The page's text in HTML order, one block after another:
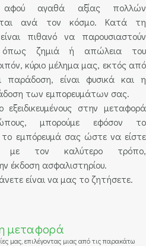
αγαθά αξίας πολλών
ανά τον κόσμο. Κατά τη
πιθανό να παρουσιαστούν
όπως ζημιά ή απώλεια του
κύριο μέλημα μας, εκτός από
παράδοση, είναι φυσικά και η
των εμπορευμάτων σας.
εξειδικευμένους στην μεταφορά
μπορούμε εφόσον το
το εμπόρευμά σας ώστε να είστε
με τον καλύτερο τρόπο,
έκδοση ασφαλιστηρίου.
είναι να μας το ζητήσετε.
μεταφορά
μας, επιλέγοντας μιας από τις παρακάτω